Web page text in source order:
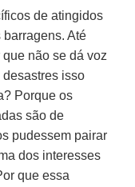
de atingidos
Até
que não se dá voz
isso
Porque os
são de
pudessem pairar
dos interesses
que essa